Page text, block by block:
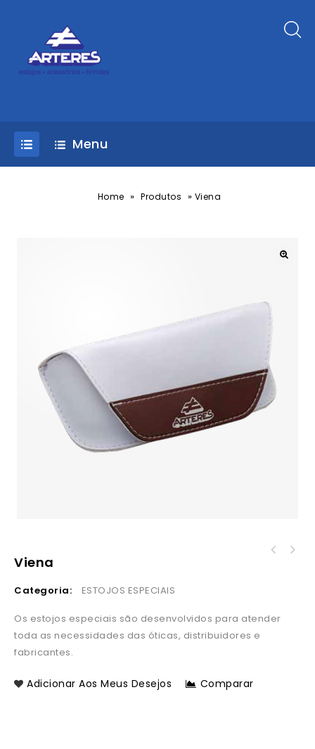
Menu
Home » Produtos » Viena
Viena
Categoria: ESTOJOS ESPECIAIS
Os estojos especiais são desenvolvidos para atender
toda as necessidades das óticas, distribuidores e
fabricantes.
Adicionar Aos Meus Desejos Comparar